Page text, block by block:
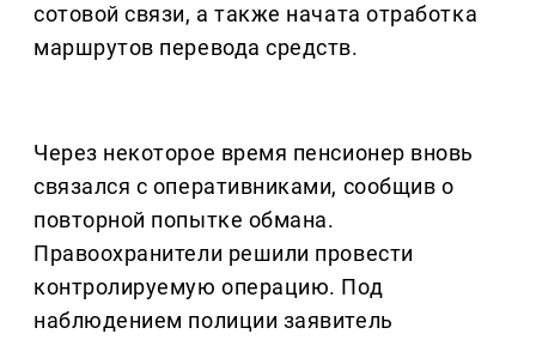
сотовой связи, а также начата отработка
маршрутов перевода средств.
Через некоторое время пенсионер вновь
связался с оперативниками, сообщив о
повторной попытке обмана.
Правоохранители решили провести
контролируемую операцию. Под
наблюдением полиции заявитель